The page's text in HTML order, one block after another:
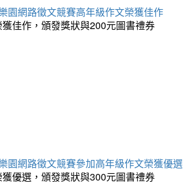
園網路徵文競賽高年級作文榮獲佳作
佳作，頒發獎狀與200元圖書禮券
園網路徵文競賽參加高年級作文榮獲優選
優選，頒發獎狀與300元圖書禮券